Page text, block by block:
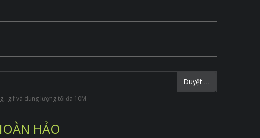
Duyệt …
.gif và dung lượng tối đa 10M
HẢO